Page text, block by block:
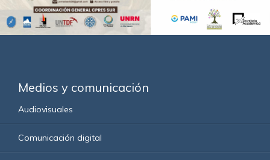
Medios y comunicación
Audiovisuales
Comunicación digital